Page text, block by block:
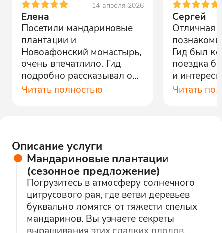
14 апреля 2026
Елена
Посетили мандариновые
плантации и
Новоафонский монастырь,
очень впечатлило. Гид
подробно рассказывал об
истории мест. Рекомендую!
Читать полностью
Сергей
Отличная
Гид был
поездка
и
всем.
Читать
Описание услуги
Мандариновые плантации
(сезонное предложение)
Погрузитесь в атмосферу солнечного
цитрусового рая, где ветви деревьев
буквально ломятся от тяжести спелых
мандаринов. Вы узнаете секреты
выращивания этих сладких плодов,